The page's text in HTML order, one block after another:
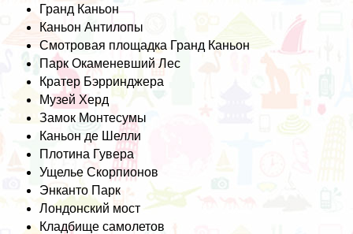
Гранд Каньон
Каньон Антилопы
Смотровая площадка Гранд Каньон
Парк Окаменевший Лес
Кратер Бэрринджера
Музей Херд
Замок Монтесумы
Каньон де Шелли
Плотина Гувера
Ущелье Скорпионов
Энканто Парк
Лондонский мост
Кладбище самолетов